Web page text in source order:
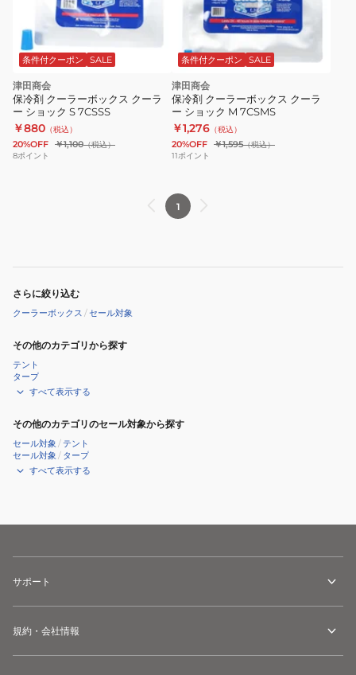
条件付クーポン SALE
津田商会
保冷剤 クーラーボックス クーラ
ー ショック S 7CSSS
￥880 （税込）
20%OFF ￥1,100（税込）
8ポイント
条件付クーポン SALE
津田商会
保冷剤 クーラーボックス クーラ
ー ショック M 7CSMS
￥1,276 （税込）
20%OFF ￥1,595（税込）
11ポイント
1
さらに絞り込む
クーラーボックス /セール対象
その他のカテゴリから探す
テント
タープ
すべて表示する
その他のカテゴリのセール対象から探す
セール対象 /テント
セール対象 / タープ
すべて表示する
サポート
規約・会社情報